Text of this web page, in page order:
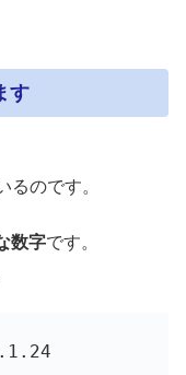
す
るのです。
数字です。